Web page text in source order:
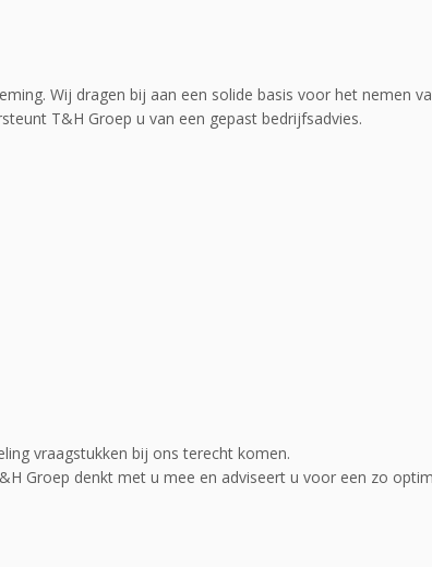
Wij dragen bij aan een solide basis voor het nemen
T&H Groep u van een gepast bedrijfsadvies.
vraagstukken bij ons terecht komen.
Groep denkt met u mee en adviseert u voor een zo